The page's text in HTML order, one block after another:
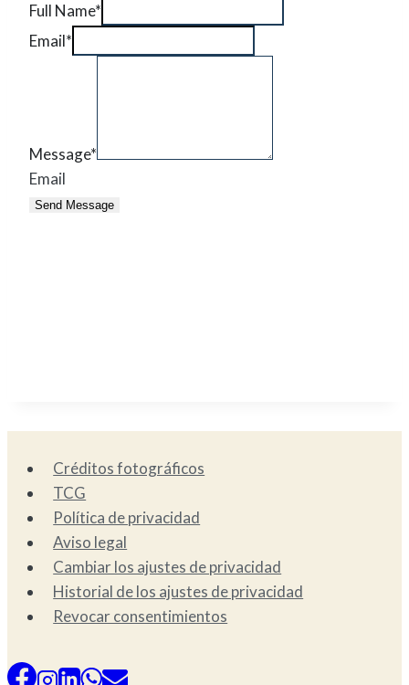
Full Name*
Email*
Message*
Email
Send Message
Créditos fotográficos
TCG
Política de privacidad
Aviso legal
Cambiar los ajustes de privacidad
Historial de los ajustes de privacidad
Revocar consentimientos